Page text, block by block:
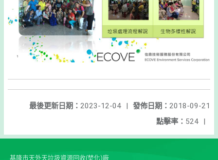
發佈日期： 2018-09-21
最後更新日期： 2023-12-04
|
點擊率： 524 |
基隆市天外天垃圾資源回收(焚化)廠